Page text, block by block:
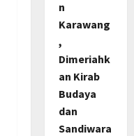
n
Karawang
,
Dimeriahk
an Kirab
Budaya
dan
Sandiwara